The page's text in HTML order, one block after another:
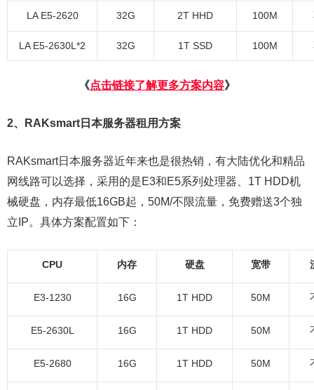
LA E5-2620 32G 2T HHD 100M
LA E5-2630L*2 32G 1T SSD 100M
《点击链接了解更多方案内容》
2、RAKsmart日本服务器租用方案
RAKsmart日本服务器近年来也是很热销，有大陆优化和精品
网线路可以选择，采用的是E3和E5系列处理器、1T HDD机
械硬盘，内存最低16GB起，50M/不限流量，免费赠送3个独
立IP。具体方案配置如下：
CPU 内存 硬盘 宽带
E3-1230 16G 1T HDD 50M
E5-2630L 16G 1T HDD 50M
E5-2680 16G 1T HDD 50M